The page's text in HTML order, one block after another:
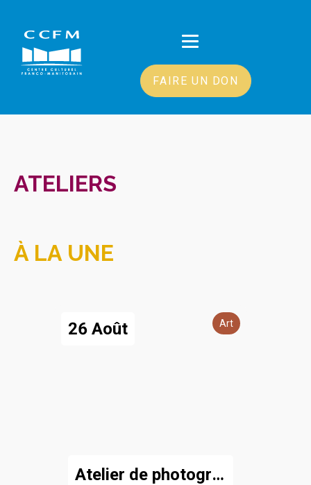
FAIRE UN DON
ATELIERS
À LA UNE
26 Août Art
Atelier de photographie